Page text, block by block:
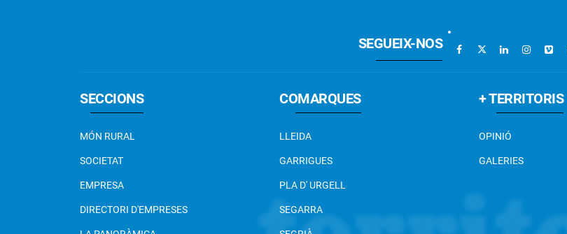
SEGUEIX-NOS
SECCIONS
MÓN RURAL
SOCIETAT
EMPRESA
DIRECTORI D'EMPRESES
COMARQUES
LLEIDA
GARRIGUES
PLA D' URGELL
SEGARRA
+ TERRITORIS
OPINIÓ
GALERIES